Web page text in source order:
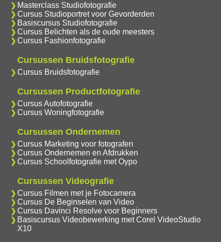
Masterclass Studiofotografie
Cursus Studioportret voor Gevorderden
Basiscursus Studiofotografie
Cursus Belichten als de oude meesters
Cursus Fashionfotografie
Cursussen Bruidsfotografie
Cursus Bruidsfotografie
Cursussen Productfotografie
Cursus Autofotografie
Cursus Woningfotografie
Cursussen Ondernemen
Cursus Marketing voor fotografen
Cursus Ondernemen en Afdrukken
Cursus Schoolfotografie met Oypo
Cursussen Videografie
Cursus Filmen met je Fotocamera
Cursus De Beginselen van Video
Cursus Davinci Resolve voor Beginners
Basiscursus Videobewerking met Corel VideoStudio
X10